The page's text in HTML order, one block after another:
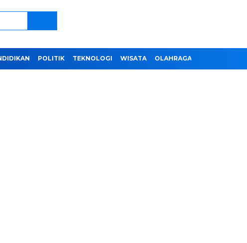
POLITIK TEKNOLOGI WISATA OLAHRAGA